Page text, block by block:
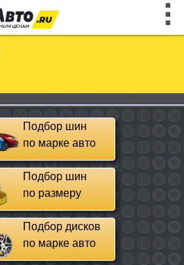
Подбор шин
по марке авто
Подбор шин
по размеру
Подбор дисков
по марке авто